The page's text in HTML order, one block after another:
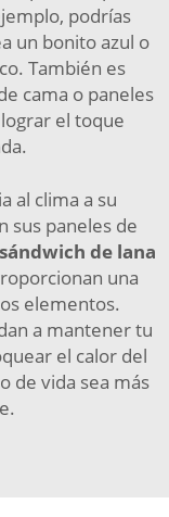
podrías
un bonito azul o
También es
cama o paneles
el toque
al clima a su
sus paneles de
de lana
una
elementos.
a mantener tu
el calor del
de vida sea más